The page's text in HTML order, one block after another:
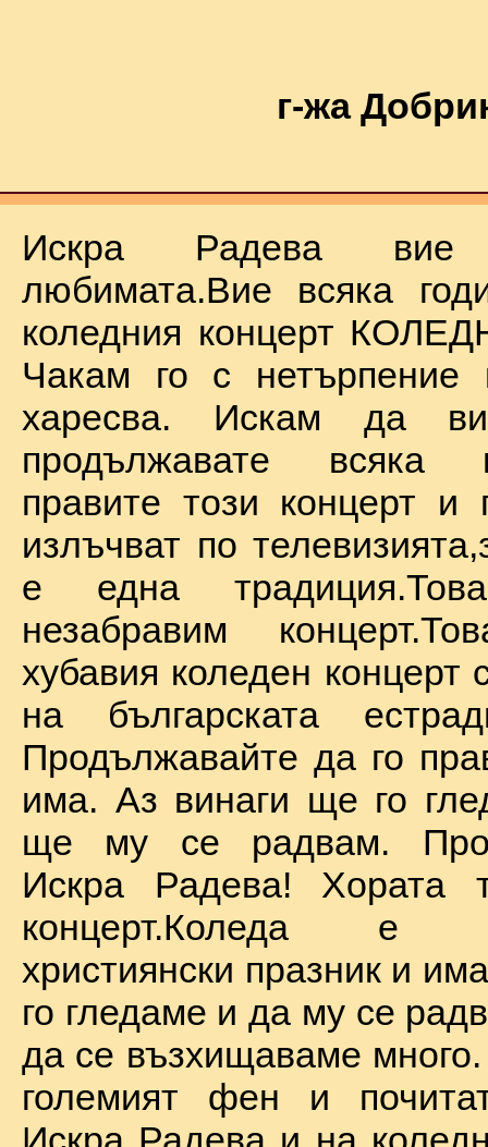
г-жа
Искра Радева
любимата.Вие всяка
коледния концерт
Чакам го с
харесва. Искам да
продължавате всяка
правите този концерт и
излъчват по
е една
незабравим
хубавия коледен концерт
на българската
Продължавайте да го
има. Аз винаги ще го
ще му се радвам.
Искра Радева! Хората
концерт.Коледа е
християнски празник и
го гледаме и да му се
да се възхищаваме
големият фен и